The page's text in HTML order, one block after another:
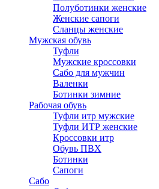
Полуботинки женские
Женские сапоги
Сланцы женские
Мужская обувь
Туфли
Мужские кроссовки
Сабо для мужчин
Валенки
Ботинки зимние
Рабочая обувь
Туфли итр мужские
Туфли ИТР женские
Кроссовки итр
Обувь ПВХ
Ботинки
Сапоги
Сабо